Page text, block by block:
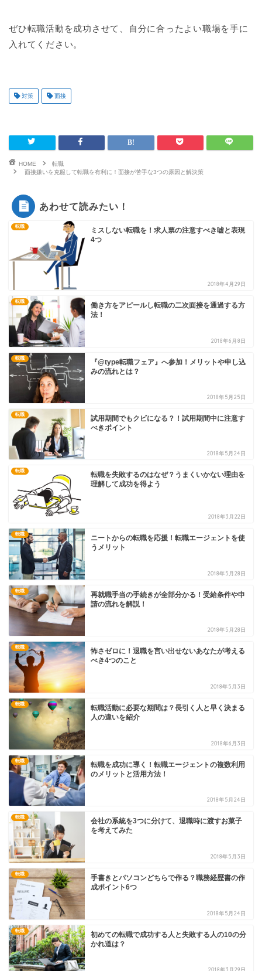
ぜひ転職活動を成功させて、自分に合ったよい職場を手に
入れてください。
対策 面接
HOME
転職
面接嫌いを克服して転職を有利に！面接が苦手な3つの原因と解決策
あわせて読みたい！
転職
ミスしない転職を！求人票の注意すべき嘘と表現
4つ
2018年4月29日
転職
働き方をアピールし転職の二次面接を通過する方
法！
2018年6月8日
転職
『@type転職フェア』へ参加！メリットや申し込
みの流れとは？
2018年5月25日
転職
試用期間でもクビになる？！試用期間中に注意す
べきポイント
2018年5月24日
転職
転職を失敗するのはなぜ？うまくいかない理由を
理解して成功を得よう
2018年3月22日
転職
ニートからの転職を応援！転職エージェントを使
うメリット
2018年5月28日
転職
再就職手当の手続きが全部分かる！受給条件や申
請の流れを解説！
2018年5月28日
転職
怖さゼロに！退職を言い出せないあなたが考える
べき4つのこと
2018年5月3日
転職
転職活動に必要な期間は？長引く人と早く決まる
人の違いを紹介
2018年6月3日
転職
転職を成功に導く！転職エージェントの複数利用
のメリットと活用方法！
2018年5月24日
転職
会社の系統を3つに分けて、退職時に渡すお菓子
を考えてみた
2018年5月3日
転職
手書きとパソコンどちらで作る？職務経歴書の作
成ポイント6つ
2018年5月24日
転職
初めての転職で成功する人と失敗する人の10の分
かれ道は？